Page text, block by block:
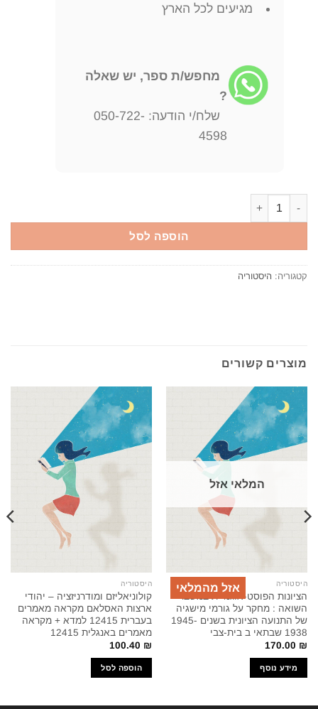
מגיעים לכל הארץ
מחפש/ת ספר, יש שאלה
?
שלח/י הודעה: 050-722-
4598
הוספה לסל
קטגוריה: היסטוריה
מוצרים קשורים
המלאי אזל
אזל מהמלאי היסטוריה
הציונות הפוסט-אוגנדית במשבר
השואה : מחקר על גורמי מישגיה
של התנועה הציונית בשנים 1945-
1938 שבתאי ב בית-צבי
170.00 ₪
מידע נוסף
היסטוריה
קולוניאליזם ומודרניזציה – יהודי
ארצות האסלאם מקראה מאמרים
בעברית 12415 למדא + מקראה
מאמרים באנגלית 12415
100.40 ₪
הוספה לסל